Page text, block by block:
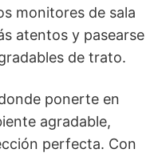
monitores de sala
atentos y pasearse
de trato.
ponerte en
agradable,
perfecta. Con